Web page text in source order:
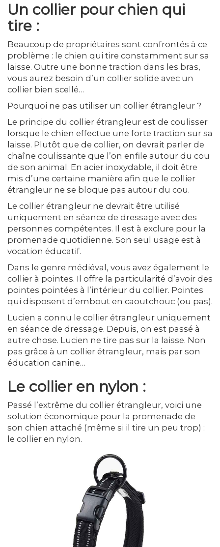
Un collier pour chien qui
tire :
Beaucoup de propriétaires sont confrontés à ce
problème : le chien qui tire constamment sur sa
laisse. Outre une bonne traction dans les bras,
vous aurez besoin d’un collier solide avec un
collier bien scellé…
Pourquoi ne pas utiliser un collier étrangleur ?
Le principe du collier étrangleur est de coulisser
lorsque le chien effectue une forte traction sur sa
laisse. Plutôt que de collier, on devrait parler de
chaîne coulissante que l’on enfile autour du cou
de son animal. En acier inoxydable, il doit être
mis d’une certaine manière afin que le collier
étrangleur ne se bloque pas autour du cou.
Le collier étrangleur ne devrait être utilisé
uniquement en séance de dressage avec des
personnes compétentes. Il est à exclure pour la
promenade quotidienne. Son seul usage est à
vocation éducatif.
Dans le genre médiéval, vous avez également le
collier à pointes. Il offre la particularité d’avoir des
pointes pointées à l’intérieur du collier. Pointes
qui disposent d’embout en caoutchouc (ou pas).
Lucien a connu le collier étrangleur uniquement
en séance de dressage. Depuis, on est passé à
autre chose. Lucien ne tire pas sur la laisse. Non
pas grâce à un collier étrangleur, mais par son
éducation canine…
Le collier en nylon :
Passé l’extrême du collier étrangleur, voici une
solution économique pour la promenade de
son chien attaché (même si il tire un peu trop) :
le collier en nylon.